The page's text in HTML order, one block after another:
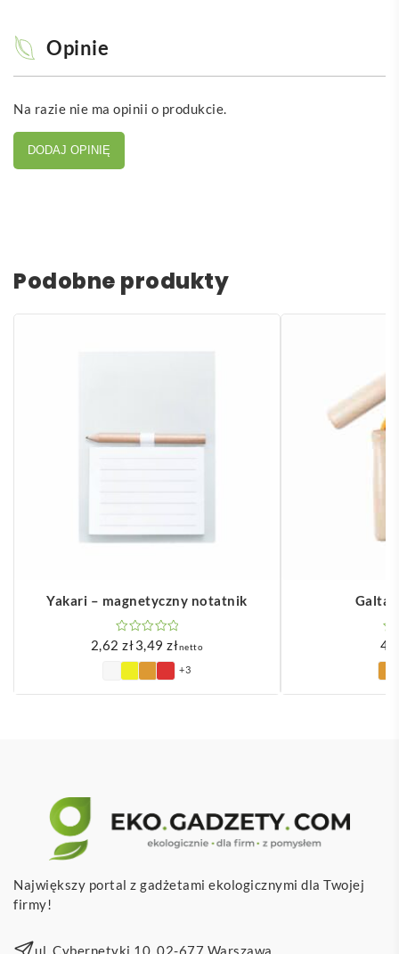
Opinie
Na razie nie ma opinii o produkcie.
DODAJ OPINIĘ
Podobne produkty
Yakari – magnetyczny notatnik
2,62zł3,49złnetto
+3
Największy portal z gadżetami ekologicznymi dla Twojej
firmy!
ul. Cybernetyki 10, 02-677 Warszawa